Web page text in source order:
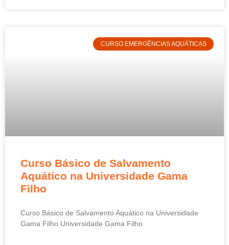
CURSO EMERGÊNCIAS AQUÁTICAS
Curso Básico de Salvamento
Aquático na Universidade Gama
Filho
Curso Básico de Salvamento Aquático na Universidade
Gama Filho Universidade Gama Filho